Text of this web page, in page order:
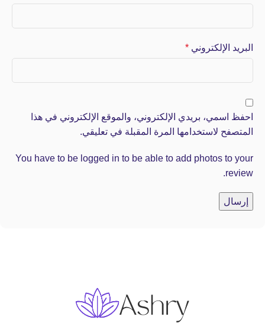
البريد الإلكتروني *
احفظ اسمي، بريدي الإلكتروني، والموقع الإلكتروني في هذا
المتصفح لاستخدامها المرة المقبلة في تعليقي.
You have to be logged in to be able to add photos to your
review.